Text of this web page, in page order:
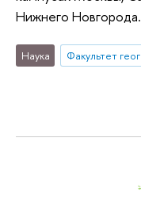
Нижнего Новгорода.
Наука